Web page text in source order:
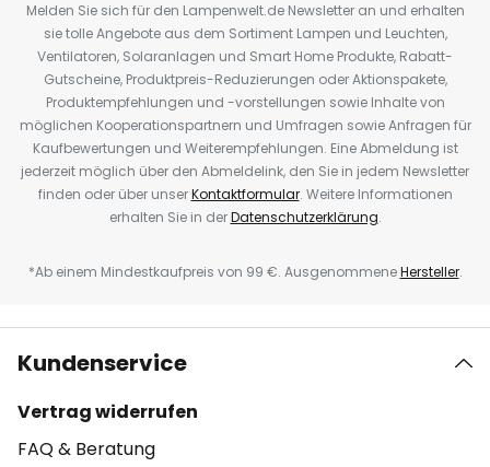
Melden Sie sich für den Lampenwelt.de Newsletter an und erhalten
sie tolle Angebote aus dem Sortiment Lampen und Leuchten,
Ventilatoren, Solaranlagen und Smart Home Produkte, Rabatt-
Gutscheine, Produktpreis-Reduzierungen oder Aktionspakete,
Produktempfehlungen und -vorstellungen sowie Inhalte von
möglichen Kooperationspartnern und Umfragen sowie Anfragen für
Kaufbewertungen und Weiterempfehlungen. Eine Abmeldung ist
jederzeit möglich über den Abmeldelink, den Sie in jedem Newsletter
finden oder über unserKontaktformular. Weitere Informationen
erhalten Sie in derDatenschutzerklärung.
*Ab einem Mindestkaufpreis von 99 €. AusgenommeneHersteller.
Kundenservice
Vertrag widerrufen
FAQ & Beratung